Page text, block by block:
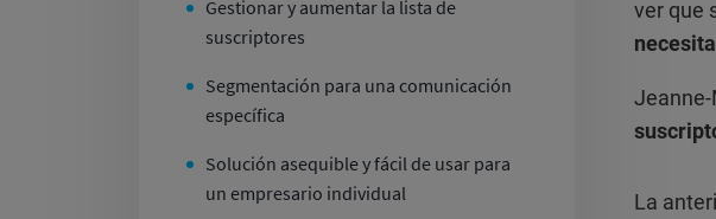
ver que
La
Gestionar y aumentar la lista de
suscriptores
Segmentación para una comunicación
específica
Solución asequible y fácil de usar para
un empresario individual